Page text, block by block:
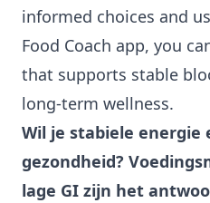
informed choices and
Food Coach app, you
that supports stable
long-term wellness.
Wil je stabiele energie
gezondheid?
lage GI zijn het